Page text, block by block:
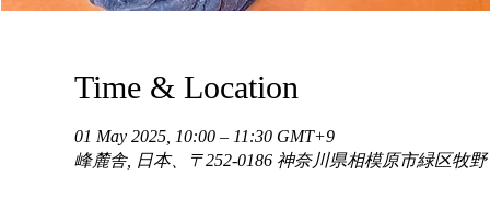
Time & Location
01 May 2025, 10:00 – 11:30 GMT+9
峰麓舎, 日本、〒252-0186 神奈川県相模原市緑区牧